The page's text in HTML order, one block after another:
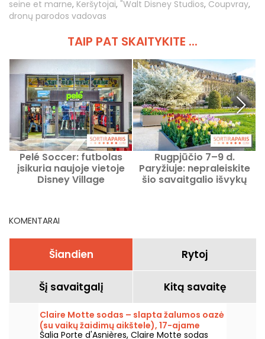
seine et marne, Keršytojai, "Walt Disney Studios, Coupvray,
dronų parodos vadovas
TAIP PAT SKAITYKITE ...
Pelé Soccer: futbolas
įsikuria naujoje vietoje
Disney Village
Rugpjūčio 7–9 d.
Paryžiuje: nepraleiskite
šio savaitgalio išvykų
KOMENTARAI
Šiandien Rytoj
Šį savaitgalį Kitą savaitę
Claire Motte sodas – slapta žalumos oazė
(su vaikų žaidimų aikštele), 17-ajame
Paryžiaus rajone.
Šalia Porte d'Asnières, Claire Motte sodas